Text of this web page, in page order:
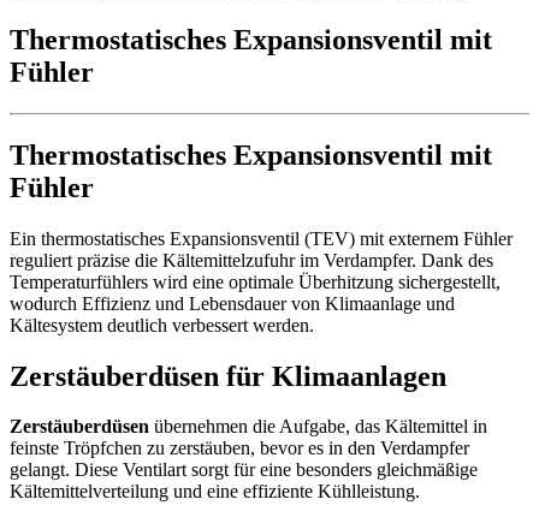
Thermostatisches Expansionsventil mit
Fühler
Thermostatisches Expansionsventil mit
Fühler
Ein thermostatisches Expansionsventil (TEV) mit externem Fühler
reguliert präzise die Kältemittelzufuhr im Verdampfer. Dank des
Temperaturfühlers wird eine optimale Überhitzung sichergestellt,
wodurch Effizienz und Lebensdauer von Klimaanlage und
Kältesystem deutlich verbessert werden.
Zerstäuberdüsen für Klimaanlagen
Zerstäuberdüsen übernehmen die Aufgabe, das Kältemittel in
feinste Tröpfchen zu zerstäuben, bevor es in den Verdampfer
gelangt. Diese Ventilart sorgt für eine besonders gleichmäßige
Kältemittelverteilung und eine effiziente Kühlleistung.